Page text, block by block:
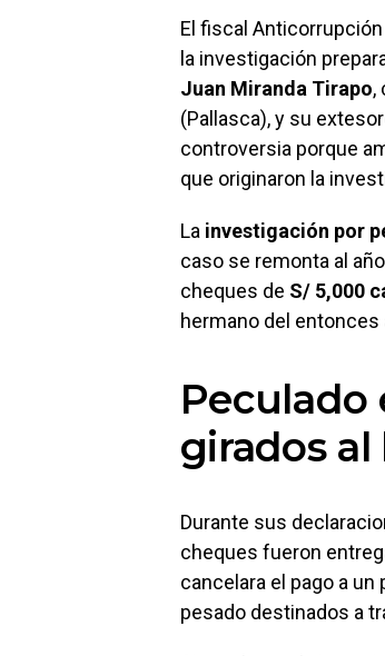
El fiscal Anticorrupción
la investigación
Juan Miranda Tirapo,
(Pallasca), y su
controversia porque
que originaron la
La investigación por
caso se remonta al
cheques de S/ 5,000
hermano del entonces
Peculado
girados
Durante sus
cheques fueron
cancelara el pago a
pesado destinados a